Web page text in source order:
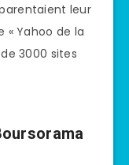
leur
« Yahoo de la
3000 sites